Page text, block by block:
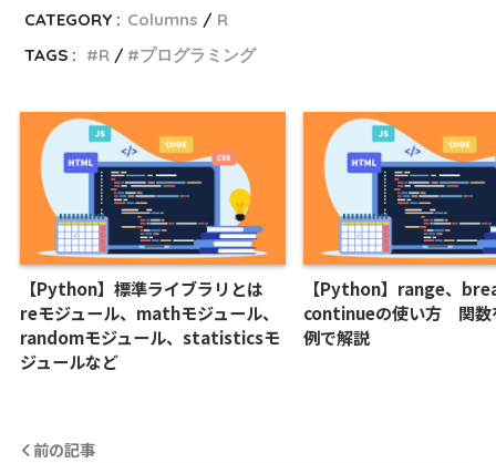
CATEGORY : Columns
R
TAGS :
R プログラミング
【Python】標準ライブラリとは
reモジュール、mathモジュール、
randomモジュール、statisticsモ
ジュールなど
【Python】range、
continueの使い方 関数
例で解説
前の記事